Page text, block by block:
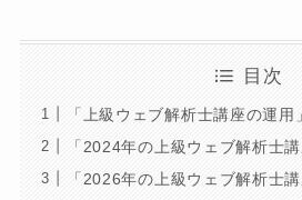
目次
「上級ウェブ解析士講座の運用
「2024年の上級ウェブ解析士
「2026年の上級ウェブ解析士